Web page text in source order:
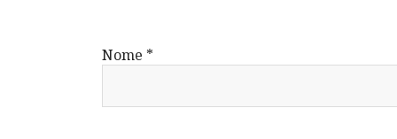
Nome *